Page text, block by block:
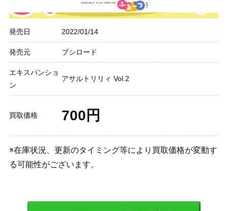
発売日 2022/01/14
発売元 ブシロード
エキスパンショ
ン
アサルトリリィ Vol.2
買取価格 700円
※在庫状況、更新のタイミング等により買取価格が変動す
る可能性がございます。